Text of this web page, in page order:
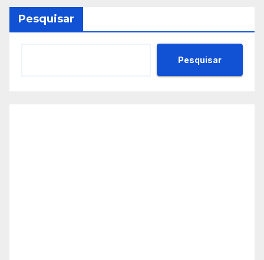
Pesquisar
Pesquisar